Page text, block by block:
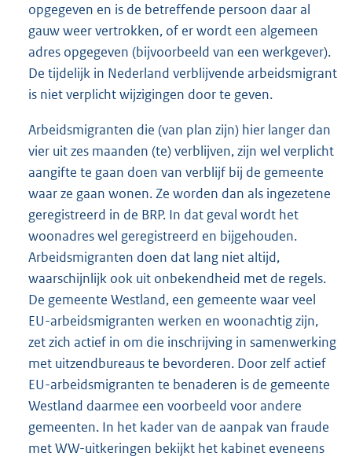
opgegeven en is de betreffende persoon daar al
gauw weer vertrokken, of er wordt een algemeen
adres opgegeven (bijvoorbeeld van een werkgever).
De tijdelijk in Nederland verblijvende arbeidsmigrant
is niet verplicht wijzigingen door te geven.
Arbeidsmigranten die (van plan zijn) hier langer dan
vier uit zes maanden (te) verblijven, zijn wel verplicht
aangifte te gaan doen van verblijf bij de gemeente
waar ze gaan wonen. Ze worden dan als ingezetene
geregistreerd in de BRP. In dat geval wordt het
woonadres wel geregistreerd en bijgehouden.
Arbeidsmigranten doen dat lang niet altijd,
waarschijnlijk ook uit onbekendheid met de regels.
De gemeente Westland, een gemeente waar veel
EU-arbeidsmigranten werken en woonachtig zijn,
zet zich actief in om die inschrijving in samenwerking
met uitzendbureaus te bevorderen. Door zelf actief
EU-arbeidsmigranten te benaderen is de gemeente
Westland daarmee een voorbeeld voor andere
gemeenten. In het kader van de aanpak van fraude
met WW-uitkeringen bekijkt het kabinet eveneens